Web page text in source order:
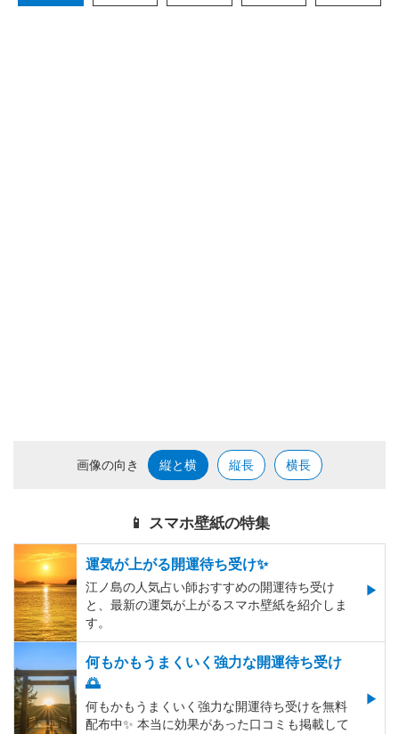
画像の向き 縦と横 縦長 横長
📱 スマホ壁紙の特集
運気が上がる開運待ち受け✨
江ノ島の人気占い師おすすめの開運待ち受け
と、最新の運気が上がるスマホ壁紙を紹介しま
す。
何もかもうまくいく強力な開運待ち受け
🌅
何もかもうまくいく強力な開運待ち受けを無料
配布中✨️ 本当に効果があった口コミも掲載して